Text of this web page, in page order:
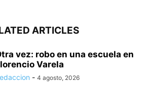
ARTICLES
vez: robo en una escuela en
Varela
- 4 agosto, 2026